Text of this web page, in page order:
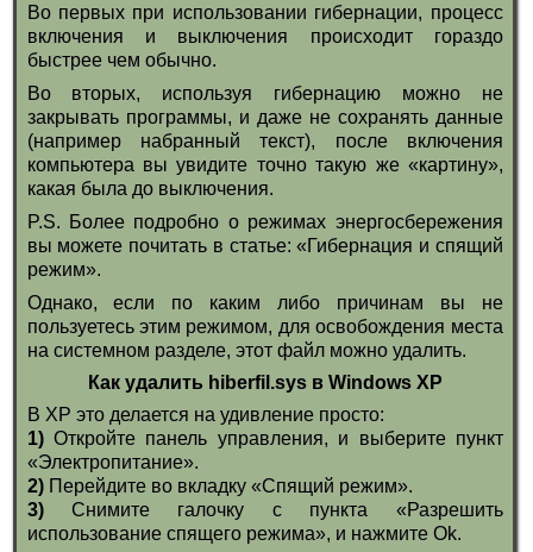
Во первых при использовании гибернации, процесс
включения и выключения происходит гораздо
быстрее чем обычно.
Во вторых, используя гибернацию можно не
закрывать программы, и даже не сохранять данные
(например набранный текст), после включения
компьютера вы увидите точно такую же «картину»,
какая была до выключения.
P.S. Более подробно о режимах энергосбережения
вы можете почитать в статье: «Гибернация и спящий
режим».
Однако, если по каким либо причинам вы не
пользуетесь этим режимом, для освобождения места
на системном разделе, этот файл можно удалить.
Как удалить hiberfil.sys в Windows XP
В XP это делается на удивление просто:
1)Откройте панель управления, и выберите пункт
«Электропитание».
2)Перейдите во вкладку «Спящий режим».
3)Снимите галочку с пункта «Разрешить
использование спящего режима», и нажмите Ok.